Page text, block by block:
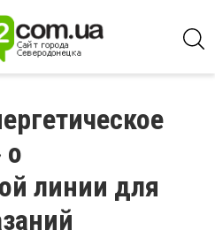
о
линии для